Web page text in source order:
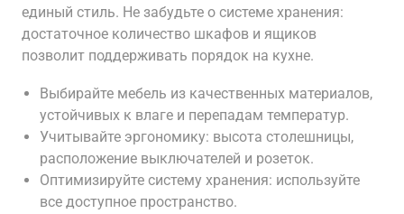
единый стиль. Не забудьте о системе хранения:
достаточное количество шкафов и ящиков
позволит поддерживать порядок на кухне.
Выбирайте мебель из качественных материалов,
устойчивых к влаге и перепадам температур.
Учитывайте эргономику: высота столешницы,
расположение выключателей и розеток.
Оптимизируйте систему хранения: используйте
все доступное пространство.